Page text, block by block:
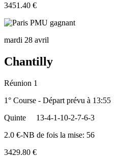
3451.40 €
mardi 28 avril
Chantilly
Réunion 1
1° Course - Départ prévu à 13:55
Quinte
13-4-1-10-2-7-6-3
2.0 €-NB de fois la mise: 56
3429.80 €